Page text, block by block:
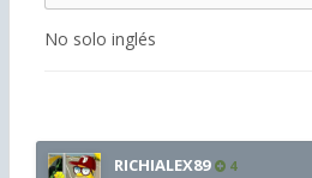
No solo inglés
RICHIALEX89 4